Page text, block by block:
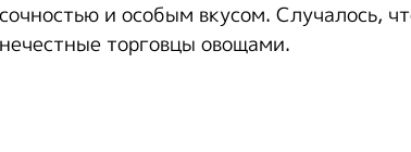
сочностью и особым вкусом. Случалось,
нечестные торговцы овощами.